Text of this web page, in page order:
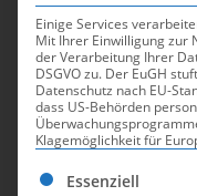
Immobilien
Preisverfall und
Eine
des
hat
Einige Services
Mit Ihrer Einwilligung zur
der Verarbeitung Ihrer
DSGVO zu. Der EuGH
Datenschutz nach EU-
dass US-Behörden
Klagemöglichkeit für
Es folgt eine Liste
Essenziell